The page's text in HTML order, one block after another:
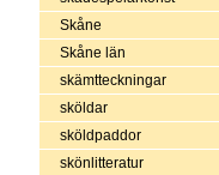
Skåne
Skåne län
skämtteckningar
sköldar
sköldpaddor
skönlitteratur